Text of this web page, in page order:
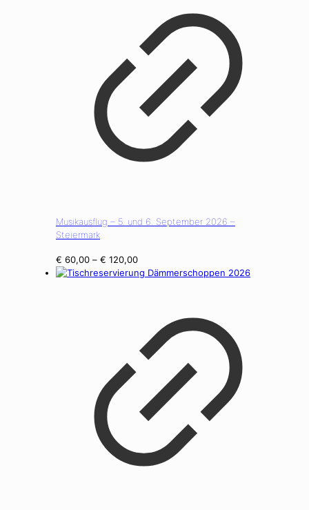
Musikausflug – 5. und 6. September 2026 –
Steiermark
€ 60,00 – € 120,00Preisspanne:
€ 60,00